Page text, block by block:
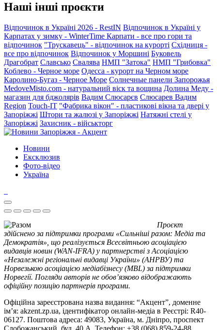
Наші інші проєкти
Відпочинок в Україні 2026 - RestIN Відпочинок в Україні у
Карпатах у зимку - WinterTime Карпати - все про гори та
відпочинок "Трускавець" - відпочинок на курорті Східниця -
все про відпочинок Відпочинок у Моршині Буковель
Драгобрат Славсько Свалява НМП "Затока" НМП "Грибовка"
Коблево - Черное море Одесса - курорт на Черном море
Каролино-Бугаз - Черное Море Солнечные панели Запорожья
MedoveMisto.com - натуральний віск та вощина Долина Меду -
магазин для бджолярів Вадим Слюсарєв Слюсарев Вадим
Region Touch-IT "Фабрика вікон" - пластикові вікна та двері у
Запоріжжі Штори та жалюзі у Запоріжжі Натяжні стелі у
Запоріжжі Захисник - військторг
Новини
Ексклюзив
Фото-відео
Україна
Проєкт
здійснено за підтримки програми «Сильніші разом: Медіа та
Демократія», що реалізується Всесвітньою асоціацією
видавців новин (WAN-IFRA) у партнерстві з Асоціацією
«Незалежні регіональні видавці України» (АНРВУ) та
Норвезькою асоціацією медіабізнесу (MBL) за підтримки
Норвегії. Погляди авторів не обов’язково відображають
офіційну позицію партнерів програми.
Офіційна зареєстрована назва видання: “Акцент”, доменне
ім’я: akzent.zp.ua, ідентифікатор онлайн-медіа в Реєстрі: R40-
06127. Поштова адреса: 49083, Україна, м. Дніпро, проспект